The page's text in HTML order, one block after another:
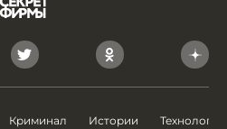
Криминал Истории Технологии